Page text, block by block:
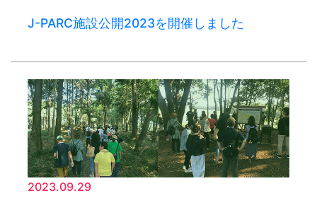
J-PARC施設公開2023を開催しました
2023.09.29